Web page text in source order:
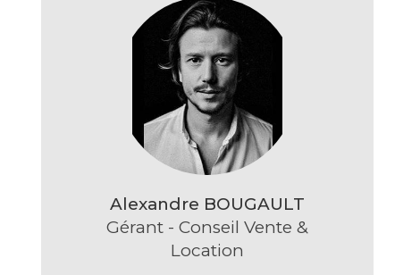
Alexandre BOUGAULT
Gérant - Conseil Vente &
Location